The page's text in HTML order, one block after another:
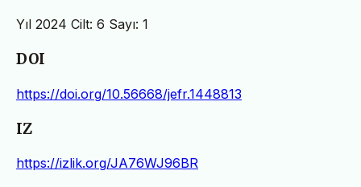
Yıl 2024 Cilt: 6 Sayı: 1
DOI
https://doi.org/10.56668/jefr.1448813
IZ
https://izlik.org/JA76WJ96BR